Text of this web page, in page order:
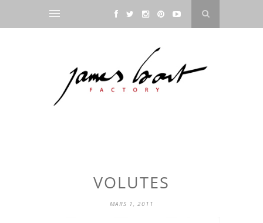
VOLUTES
MARS 1, 2011